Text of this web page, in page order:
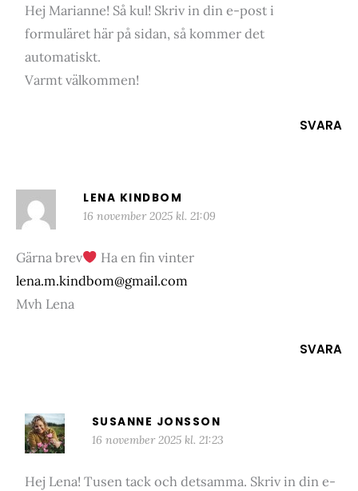
Hej Marianne! Så kul! Skriv in din e-post i
formuläret här på sidan, så kommer det
automatiskt.
Varmt välkommen!
SVARA
LENA KINDBOM
16 november 2025 kl. 21:09
Gärna brev
Ha en fin vinter
lena.m.kindbom@gmail.com
Mvh Lena
SVARA
SUSANNE JONSSON
16 november 2025 kl. 21:23
Hej Lena! Tusen tack och detsamma. Skriv in din e-